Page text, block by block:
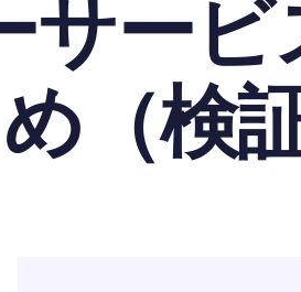
サー
め（検